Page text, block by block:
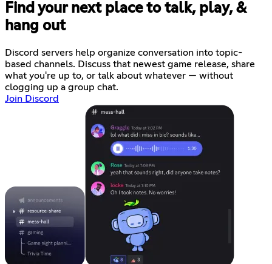
Find your next place to talk, play, &
hang out
Discord servers help organize conversation into topic-
based channels. Discuss that newest game release, share
what you're up to, or talk about whatever — without
clogging up a group chat.
Join Discord